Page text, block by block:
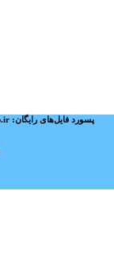
پسورد فایل‌های رایگان: mypsdshop.ir - پشتیبانی: arshiya_ag@yahoo.com